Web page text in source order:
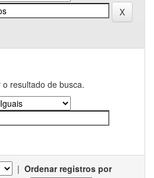
resultado de busca.
| Ordenar registros por